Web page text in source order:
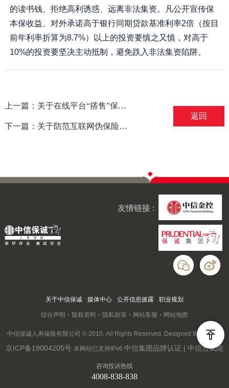
的读书钱、拒绝高利诱惑、远离非法集资。凡公开宣传保
本保收益、对外承诺高于银行同期贷款基准利率2倍（按目
前年利率折算为8.7%）以上的投资要慎之又慎，对高于
10%的投资要坚决主动抵制，避免跌入非法集资陷阱。
上一篇：关于在线平台“搭售”保险的风险提示——摘自保监会
下一篇：关于防范互联网伪保险产品的风险提示——摘自保监会
返回
友情链接 :
关于中信保诚 媒体中心 公开信息披露 职业规划
综合声明 版权资料 隐私政策 网站客服 网站地图
中信保诚人寿保险有限公司 © 2010. All Rights Reserved. Designed By Wanhu
京ICP备19004205号 本网站已支持IPv6 中信集团品牌认证 | 中信云赋能
咨询投诉热线
4008-838-838